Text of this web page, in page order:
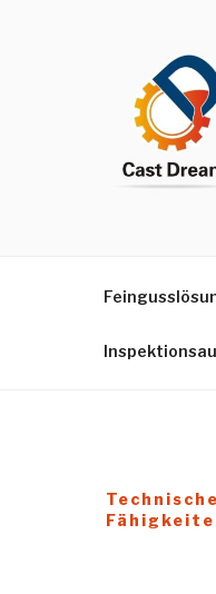
Technische